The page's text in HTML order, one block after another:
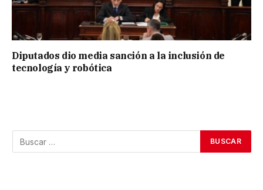
Diputados dio media sanción a la inclusión de
tecnología y robótica